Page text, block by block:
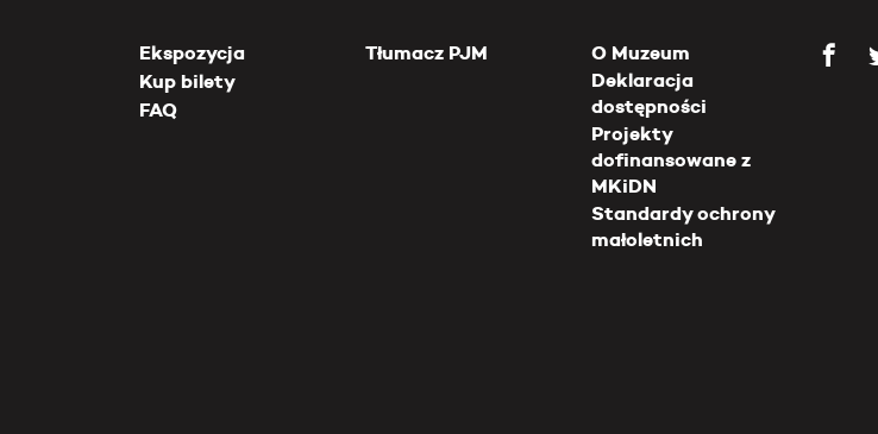
Ekspozycja
Kup bilety
FAQ
Tłumacz PJM
O Muzeum
Deklaracja
dostępności
Projekty
dofinansowane z
MKiDN
Standardy ochrony
małoletnich